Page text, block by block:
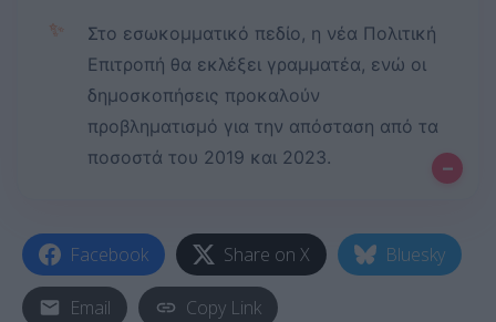
✨
Στο εσωκομματικό πεδίο, η νέα Πολιτική
Επιτροπή θα εκλέξει γραμματέα, ενώ οι
δημοσκοπήσεις προκαλούν
προβληματισμό για την απόσταση από τα
ποσοστά του 2019 και 2023.
–
Facebook Share on X Bluesky
Email Copy Link